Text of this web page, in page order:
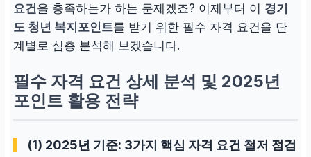
요건을 충족하는가 하는 문제겠죠? 이제부터 이 경기
도 청년 복지포인트를 받기 위한 필수 자격 요건을 단
계별로 심층 분석해 보겠습니다.
필수 자격 요건 상세 분석 및 2025년
포인트 활용 전략
(1) 2025년 기준: 3가지 핵심 자격 요건 철저 점검